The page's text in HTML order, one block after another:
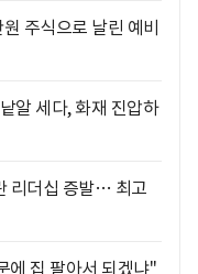
주식으로 날린 예비
알 세다, 화재 진압하
리더십 증발… 최고
에 집 팔아서 되겠냐"